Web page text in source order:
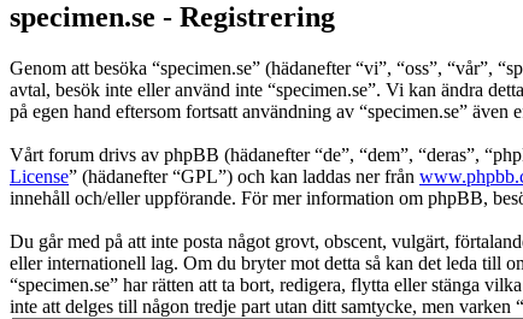
specimen.se - Registrering
Genom att besöka “specimen.se” (hädanefter “vi”, “oss”, “vår”,
avtal, besök inte eller använd inte “specimen.se”. Vi kan ändra
på egen hand eftersom fortsatt användning av “specimen.se”
Vårt forum drivs av phpBB (hädanefter “de”, “dem”, “deras”,
License” (hädanefter “GPL”) och kan laddas ner från
innehåll och/eller uppförande. För mer information om phpBB,
Du går med på att inte posta något grovt, obscent, vulgärt,
eller internationell lag. Om du bryter mot detta så kan det leda till
“specimen.se” har rätten att ta bort, redigera, flytta eller stänga
inte att delges till någon tredje part utan ditt samtycke, men